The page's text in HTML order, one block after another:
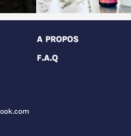
A PROPOS
F.A.Q